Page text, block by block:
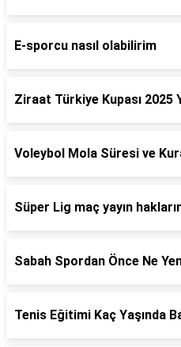
E-sporcu nasıl olabilirim
Ziraat Türkiye Kupası 2025
Voleybol Mola Süresi ve
Süper Lig maç yayın
Sabah Spordan Önce Ne
Tenis Eğitimi Kaç Yaşında